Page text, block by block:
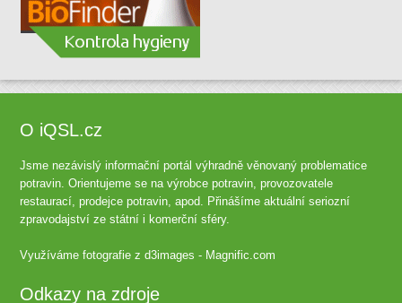
O iQSL.cz
Jsme nezávislý informační portál výhradně věnovaný problematice
potravin. Orientujeme se na výrobce potravin, provozovatele
restaurací, prodejce potravin, apod. Přinášíme aktuální seriozní
zpravodajství ze státní i komerční sféry.
Využíváme fotografie zd3images - Magnific.com
Odkazy na zdroje